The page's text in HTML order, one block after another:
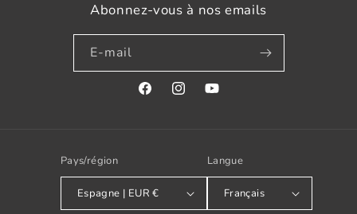
Abonnez-vous à nos emails
E-mail
FacebookInstagramYouTube
Pays/région
Espagne | EUR €
Langue
Français